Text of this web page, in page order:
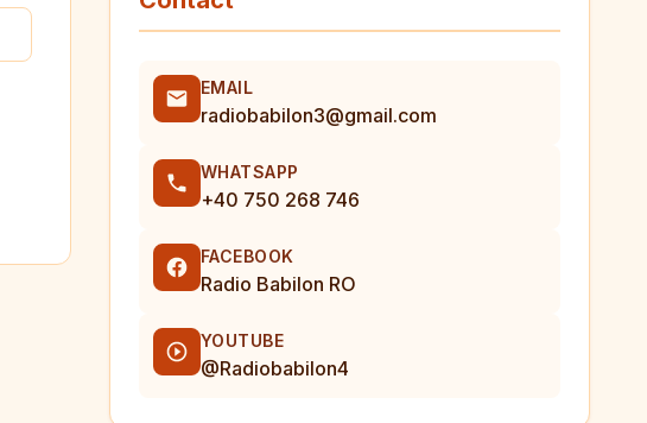
EMAIL
radiobabilon3@gmail.com
WHATSAPP
+40 750 268 746
FACEBOOK
Radio Babilon RO
YOUTUBE
@Radiobabilon4